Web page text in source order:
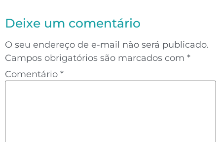
Deixe um comentário
O seu endereço de e-mail não será publicado.
Campos obrigatórios são marcados com *
Comentário *